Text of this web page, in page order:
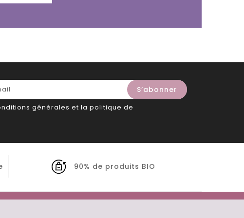
générales et la politique de
90% de produits BIO